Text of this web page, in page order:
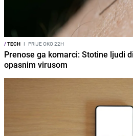
/TECH I PRIJE OKO 22H
Prenose ga komarci: Stotine ljudi
opasnim virusom